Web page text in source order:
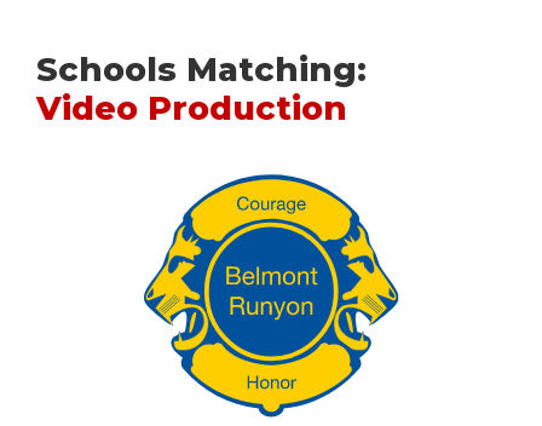
Schools Matching:
Video Production